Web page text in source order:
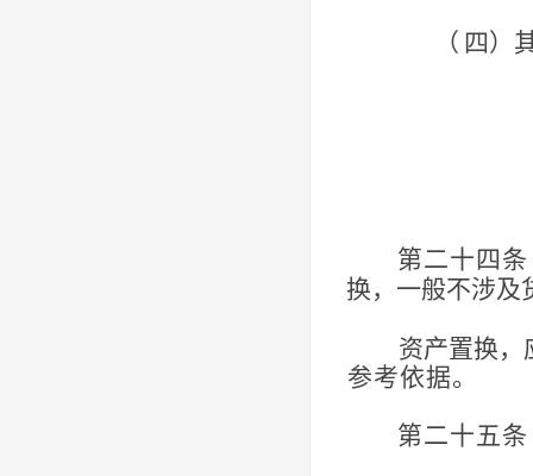
（ 四）
第二十四条
换，一般不涉及
资产置换，
参考依据。
第二十五条